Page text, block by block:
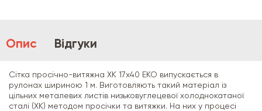
Опис Відгуки
Сітка просічно-витяжна ХК 17х40 ЕКО випускається в
рулонах шириною 1 м. Виготовляють такий матеріал із
цільних металевих листів низьковуглецевої холоднокатаної
сталі (ХК) методом просічки та витяжки. На них у процесі